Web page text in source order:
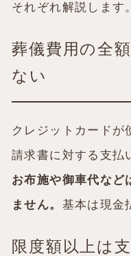
それぞれ解説します。
葬儀費用の全
ない
クレジットカードが
請求書に対する支払
お布施や御車代など
ません。 基本は現金
限度額以上は